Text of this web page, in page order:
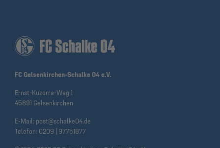
FC Gelsenkirchen-Schalke 04 e.V.
Ernst-Kuzorra-Weg 1
45891 Gelsenkirchen
E-Mail: post@schalke04.de
Telefon: 0209 | 97751877